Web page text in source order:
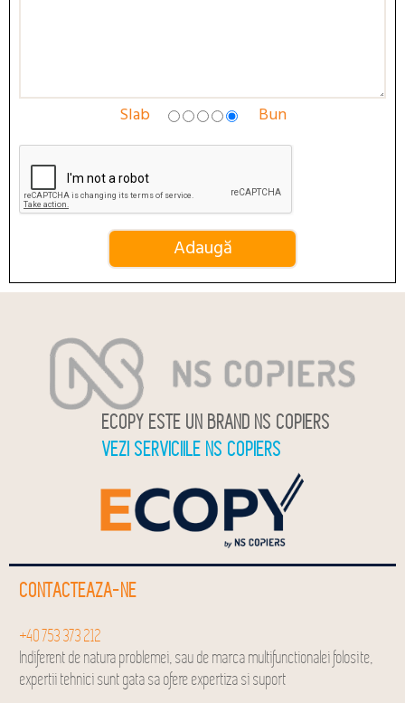
Slab Bun
ECOPY ESTE UN BRAND NS COPIERS
VEZI SERVICIILE NS COPIERS
CONTACTEAZA-NE
+40 753 373 212
Indiferent de natura problemei, sau de marca multifunctionalei folosite,
expertii tehnici sunt gata sa ofere expertiza si suport